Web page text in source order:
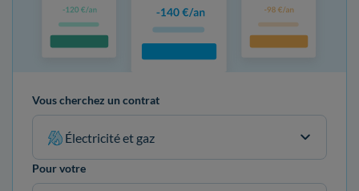
Vous cherchez un contrat
Électricité et gaz
Pour votre